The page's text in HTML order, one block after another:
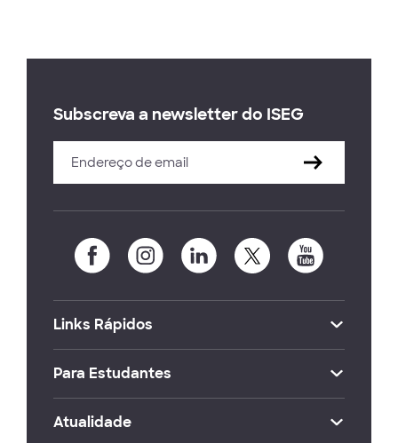
Subscreva a newsletter do ISEG
Links Rápidos
Para Estudantes
Atualidade